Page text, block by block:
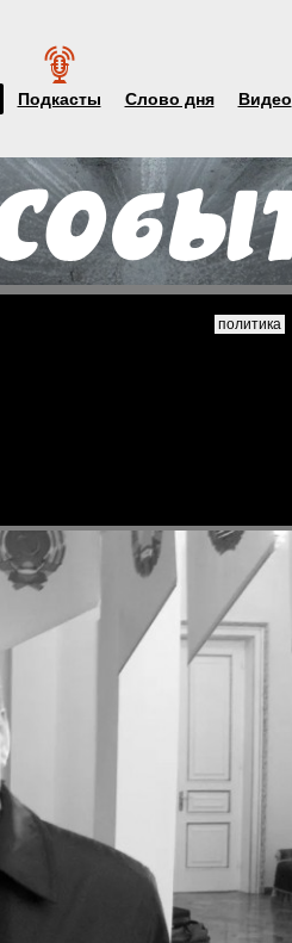
Подкасты Слово дня Видео
политика